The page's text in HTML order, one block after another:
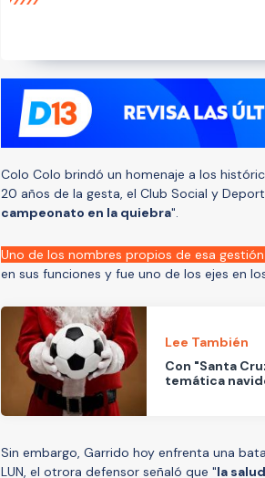
Colo Colo brindó un homenaje a los
20 años de la gesta, el Club Social y
campeonato en la quiebra".
Uno de los nombres propios de esa
en sus funciones y fue uno de los ejes en
Lee También
Con "Santa
temática
Sin embargo, Garrido hoy enfrenta una
LUN, el otrora defensor señaló que "la